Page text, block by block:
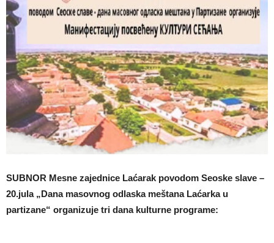
SUBNOR Mesne zajednice Laćarak povodom Seoske slave –
20.jula „Dana masovnog odlaska meštana Laćarka u
partizane“ organizuje tri dana kulturne programe: